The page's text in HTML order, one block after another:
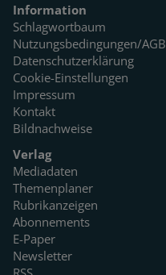
Information
Schlagwortbaum
Nutzungsbedingungen/AGB
Datenschutzerklärung
Cookie-Einstellungen
Impressum
Kontakt
Bildnachweise
Verlag
Mediadaten
Themenplaner
Rubrikanzeigen
Abonnements
E-Paper
Newsletter